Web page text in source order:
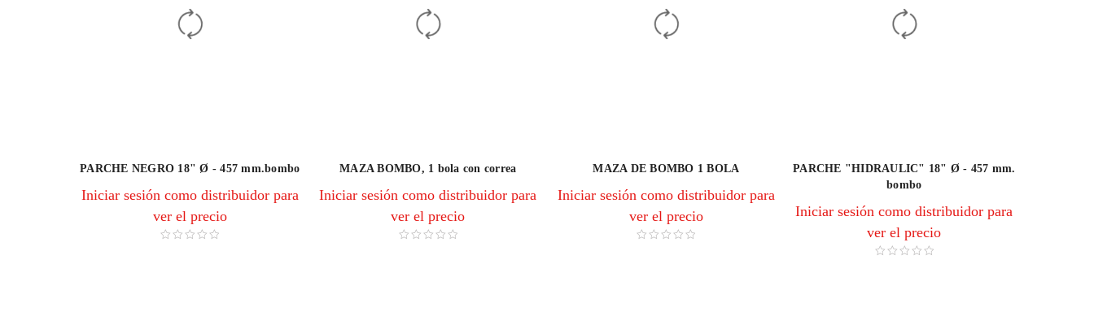
PARCHE NEGRO 18" Ø - 457 mm.bombo
Iniciar sesión como distribuidor para
ver el precio
MAZA BOMBO, 1 bola con correa
Iniciar sesión como distribuidor para
ver el precio
MAZA DE BOMBO 1 BOLA
Iniciar sesión como distribuidor para
ver el precio
PARCHE "HIDRAULIC" 18" Ø - 457 mm.
bombo
Iniciar sesión como distribuidor para
ver el precio